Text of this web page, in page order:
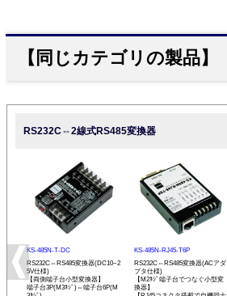
【同じカテゴリの製品】
RS232C⇔2線式RS485変換器
KS-485N-T-DC
RS232C⇔RS485変換器(DC10~2
5V仕様)
【両側端子台小型変換器】
端子台3P(M3ﾈｼﾞ)⇔端子台6P(M
KS-485N-RJ45-T6P
RS232C⇔RS485変換器(ACアダ
プタ仕様)
【M2ﾈｼﾞ端子台でつなぐ小型変
換器】